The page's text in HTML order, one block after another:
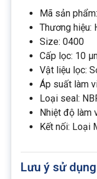
Mã sản
Thương hiệu:
Size: 0400
Cấp lọc: 10
Vật liệu lọc:
Áp suất làm
Loại seal:
Nhiệt độ làm
Kết nối: Loại
Lưu ý sử dụng